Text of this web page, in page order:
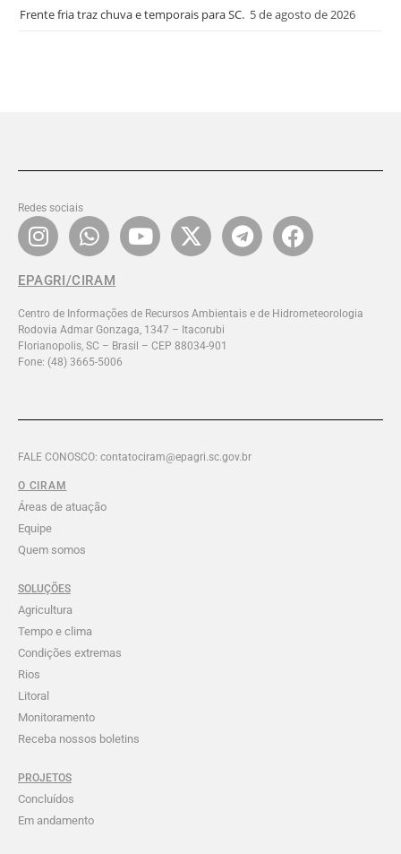
Frente fria traz chuva e temporais para SC. 5 de agosto de 2026
Redes sociais
EPAGRI/CIRAM
Centro de Informações de Recursos Ambientais e de Hidrometeorologia
Rodovia Admar Gonzaga, 1347 – Itacorubi
Florianopolis, SC – Brasil – CEP 88034-901
Fone: (48) 3665-5006
FALE CONOSCO: contatociram@epagri.sc.gov.br
O CIRAM
Áreas de atuação
Equipe
Quem somos
SOLUÇÕES
Agricultura
Tempo e clima
Condições extremas
Rios
Litoral
Monitoramento
Receba nossos boletins
PROJETOS
Concluídos
Em andamento